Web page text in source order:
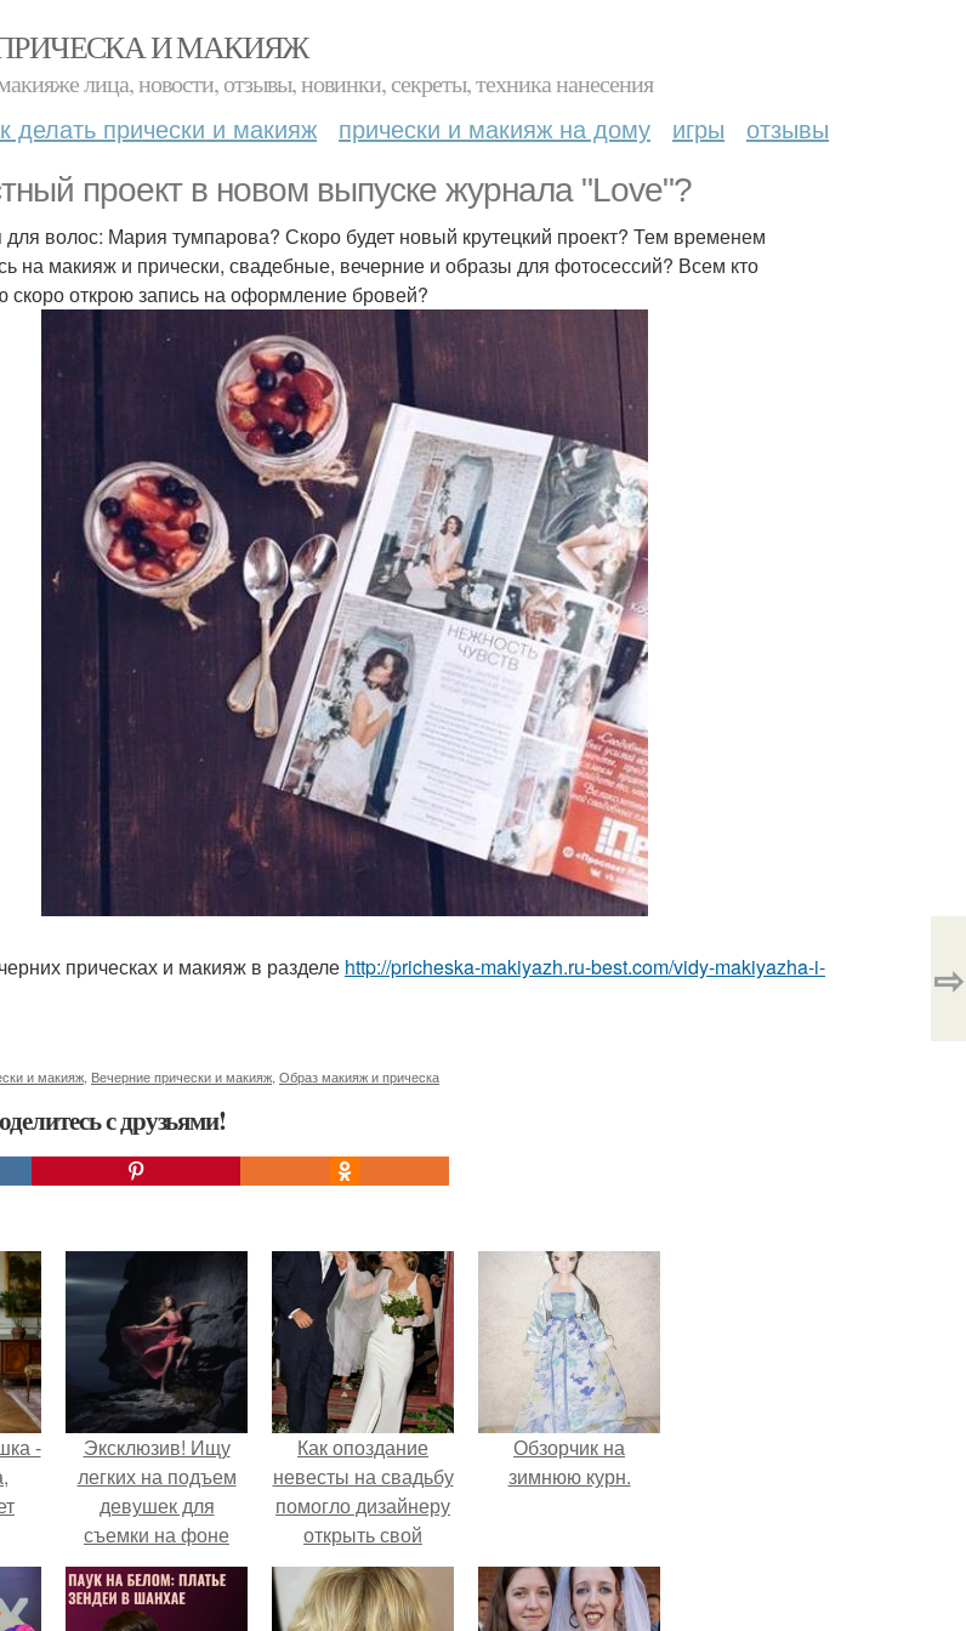
И МАКИЯЖ
лица, новости, отзывы, новинки, секреты, техника нанесения
делать прически и макияж прически и макияж на дому игры отзывы
проект в новом выпуске журнала "Love"?
волос: Мария тумпарова? Скоро будет новый крутецкий проект? Тем временем
на макияж и прически, свадебные, вечерние и образы для фотосессий? Всем кто
открою запись на оформление бровей?
прическах и макияж в разделе http://pricheska-makiyazh.ru-best.com/vidy-makiyazha-i-
и макияж Вечерние прически и макияж Образ макияж и прическа
с друзьями!
⇨
-
и
Эксклюзив! Ищу
легких на подъем
девушек для
съемки на фоне
водопада!
Как опоздание
невесты на свадьбу
помогло дизайнеру
открыть свой
бренд.
Обзорчик на
зимнюю курн.